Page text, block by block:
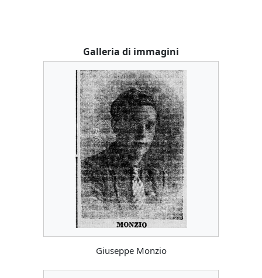
Galleria di immagini
Giuseppe Monzio